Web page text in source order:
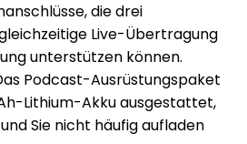
die drei
Live-Übertragung
unterstützen können.
Podcast-Ausrüstungspaket
Lithium-Akku ausgestattet,
Sie nicht häufig aufladen